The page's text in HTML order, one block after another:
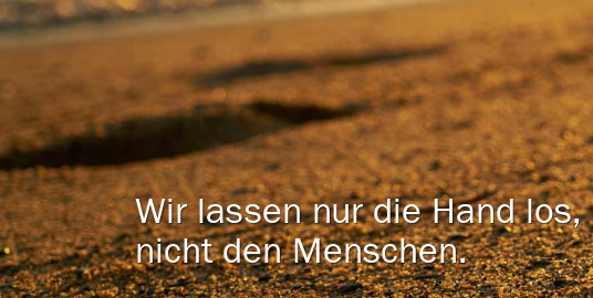
Wir lassen nur die Hand los,
nicht den Menschen.